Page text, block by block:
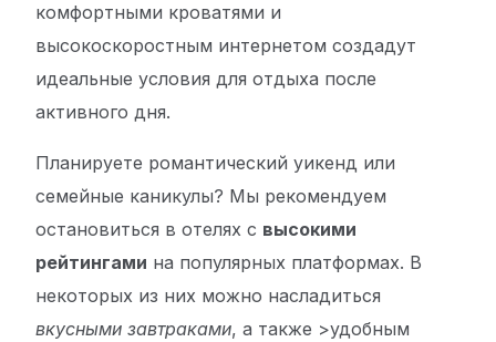
комфортными кроватями и
высокоскоростным интернетом создадут
идеальные условия для отдыха после
активного дня.
Планируете романтический уикенд или
семейные каникулы? Мы рекомендуем
остановиться в отелях с высокими
рейтингами на популярных платформах. В
некоторых из них можно насладиться
вкусными завтраками, а также >удобным